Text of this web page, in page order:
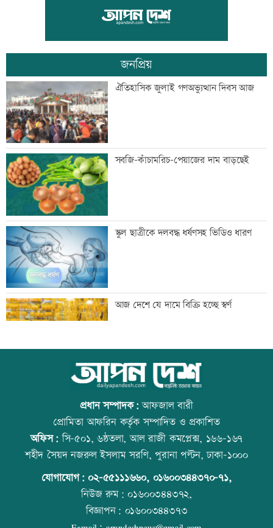
ব্যতিক্রমী দৃষ্টান্ত স্থাপন করলেন প্রতিমন্ত্রী
সুলতান সালাউদ্দিন
‘বিশ্বাস করতে চাই তিনি ডিসেম্বরে ফিরে
আইনের মুখোমুখি হবেন’
জাপানে টাইফুন ‘ডলফিনে’র তাণ্ডবে ৫০০
ফ্লাইট বাতিল
প্রস্তুতি ম্যাচে তাইজুলের চোট
বাংলাদেশসহ ১৪ দেশের প্রতিরক্ষা জোটে
কমান্ডার নিয়োগ
নোয়াখালীতে ৯৭৯০ ইয়াবাসহ গ্রেফতার ২
তিন হত্যা মামলার আসামি গ্রেফতার
কনটেন্ট ক্রিয়েটর রিপন মিয়া গ্রেফতার
জনপ্রিয়
ঐতিহাসিক জুলাই গণঅভ্যুত্থান দিবস আজ
সবজি-কাঁচামরিচ-পেয়াজের দাম বাড়ছেই
স্কুল ছাত্রীকে দলবদ্ধ ধর্ষণসহ ভিডিও ধারণ
আজ দেশে যে দামে বিক্রি হচ্ছে স্বর্ণ
আজ বিশ্ব বন্ধু দিবস
প্রতিমন্ত্রীকে ঘিরে ভাইরাল ভিডিওতে ছবি
জুড়ে অপপ্রচার: এলিন
কোরআন-হাদিসে নামাজ না পড়ার শাস্তি
প্রধান সম্পাদক:আফজাল বারী
প্রোমিতা আফরিন কর্তৃক সম্পাদিত ও প্রকাশিত
অফিস:সি-৫০১, ৬ষ্ঠতলা, আল রাজী কমপ্লেক্স, ১৬৬-১৬৭
শহীদ সৈয়দ নজরুল ইসলাম সরণি, পুরানা পল্টন, ঢাকা-১০০০
যোগাযোগ: ০২-৫৫১১১৬৬০, ০১৬০০৩৪৪৩৭০-৭১,
নিউজ রুম:০১৬০০৩৪৪৩৭২,
বিজ্ঞাপন: ০১৬০০৩৪৪৩৭৩